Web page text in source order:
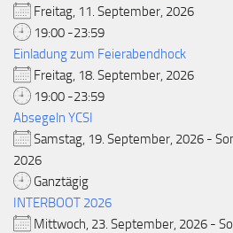
Freitag, 11. September, 2026
19:00 -23:59
Einladung zum Feierabendhock
Freitag, 18. September, 2026
19:00 -23:59
Absegeln YCSI
Samstag, 19. September, 2026 -
2026
Ganztägig
INTERBOOT 2026
Mittwoch, 23. September, 2026 -